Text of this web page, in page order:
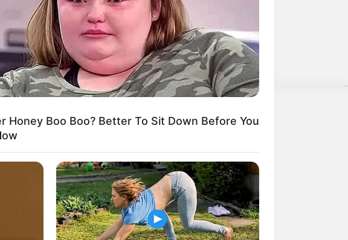
gegenseitig erschlagen würden, statt mit ihren
weitere Kalauer
Honey Boo Boo? Better To Sit Down Before You
Snakes Attack Unexpectedly
To Charles And Diana After Their Divorce?